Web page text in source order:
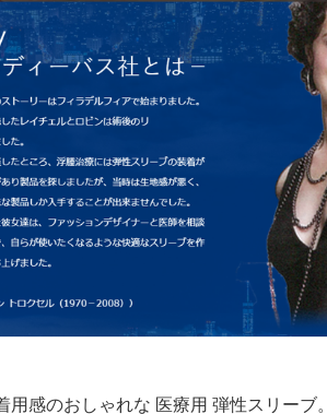
用感のおしゃれな 医療用 弾性スリーブ。